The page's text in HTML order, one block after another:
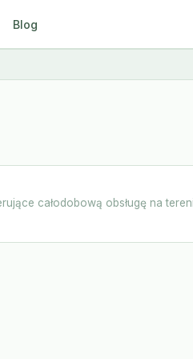
Blog
całodobową obsługę na